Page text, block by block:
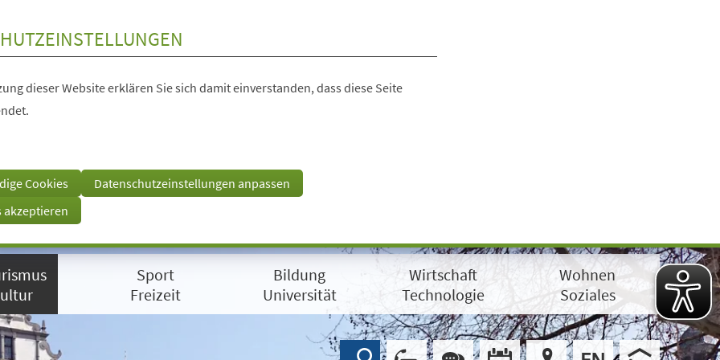
dieser Website erklären Sie sich damit einverstanden, dass diese Seite
Cookies
Datenschutzeinstellungen anpassen
akzeptieren
Sport
Freizeit
Bildung
Universität
Wirtschaft
Technologie
Wohnen
Soziales